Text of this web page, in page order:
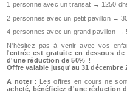
1 personne avec un transat → 1250
2 personnes avec un petit pavillon →
4 personnes avec un grand pavillon →
N'hésitez pas à venir avec vos
l'entrée est gratuite en dessous de
d'une réduction de 50%!
Offre valable jusqu'au 31 décembre
A noter: Les offres en cours ne
acheté, bénéficiez d'une réduction